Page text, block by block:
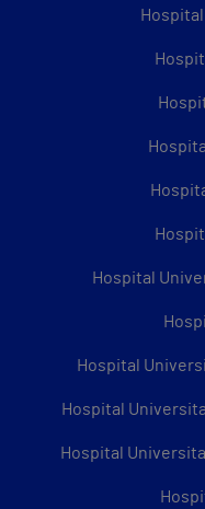
Hospital
Hospital
Hospital
Hospital